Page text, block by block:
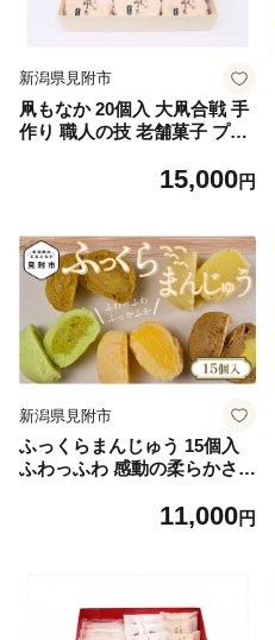
新潟県見附市
凧もなか 20個入 大凧合戦 手
作り 職人の技 老舗菓子 プレ
15,000円
新潟県見附市
ふっくらまんじゅう 15個入
ふわっふわ 感動の柔らかさ
ツ お取り寄せ ご褒美 お土産
11,000円